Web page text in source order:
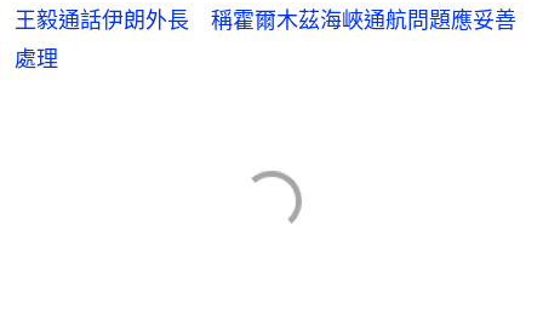
王毅通話伊朗外長 稱霍爾木茲海峽通航問題應妥善
處理